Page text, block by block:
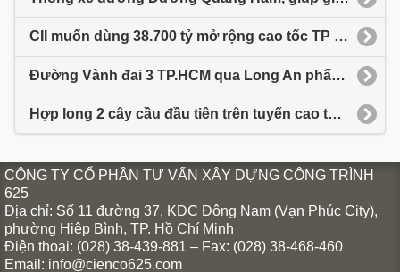
CII muốn dùng 38.700 tỷ mở rộng cao tốc TP HCM - Trung Lương - Mỹ Thuận
Đường Vành đai 3 TP.HCM qua Long An phấn đấu thông xe kỹ thuật cuối năm 2025
Hợp long 2 cây cầu đầu tiên trên tuyến cao tốc Châu Đốc - Cần Thơ - Sóc Trăng
CÔNG TY CỔ PHẦN TƯ VẤN XÂY DỰNG CÔNG TRÌNH
625
Địa chỉ: Số 11 đường 37, KDC Đông Nam (Vạn Phúc City),
phường Hiệp Bình, TP. Hồ Chí Minh
Điện thoại: (028) 38-439-881 – Fax: (028) 38-468-460
Email: info@cienco625.com